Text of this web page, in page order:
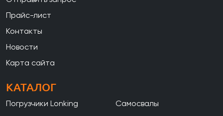
Прайс-лист
Контакты
Новости
Карта сайта
КАТАЛОГ
Погрузчики Lonking
Самосвалы